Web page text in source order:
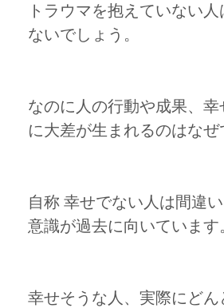
トラウマを抱えていない
ないでしょう。
なのに人の行動や成果、幸
に大差が生まれるのはなぜ
自称 幸せでない人は間違
意識が過去に向いています
幸せそうな人、実際にどん